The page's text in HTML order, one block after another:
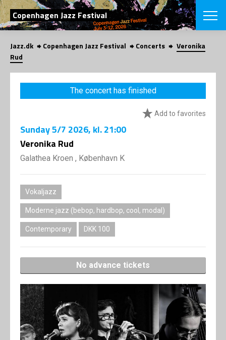
SEARCH
Copenhagen Jazz Festival
Danish
CHOOSE
VINTERJAZZ
Themes
LOCATIONS
Jazz.dk Copenhagen Jazz Festival Concerts
Veronika
Rud
The concert has finished
Add to favorites
Sunday5/7 2026, kl. 21:00
Veronika Rud
Galathea Kroen , København K
Vokaljazz
Moderne jazz (bebop, hardbop, cool, modal)
Contemporary DKK 100
No advance tickets